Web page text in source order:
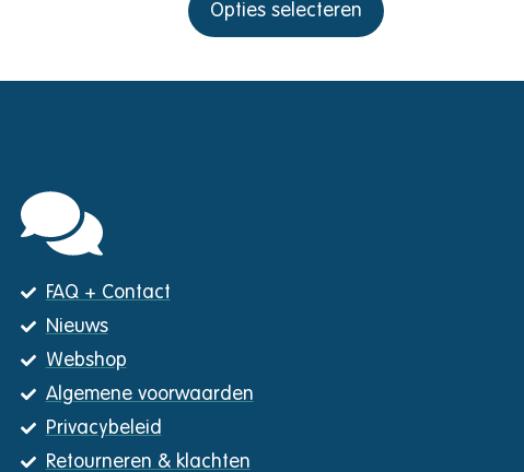
Opties selecteren
FAQ + Contact
Nieuws
Webshop
Algemene voorwaarden
Privacybeleid
Retourneren & klachten